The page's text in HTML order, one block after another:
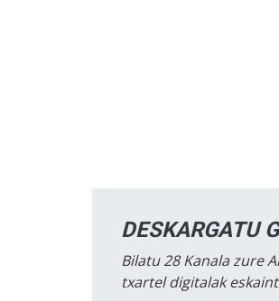
DESKARGATU
Bilatu 28 Kanala zure
txartel digitalak